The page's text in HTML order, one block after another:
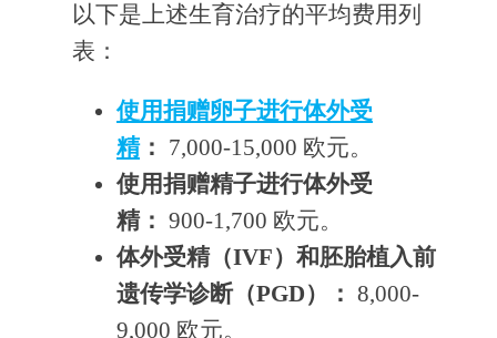
以下是上述生育治疗的平均费用列
表：
使用捐赠卵子进行体外受
精： 7,000-15,000 欧元。
使用捐赠精子进行体外受
精： 900-1,700 欧元。
体外受精（IVF）和胚胎植入前
遗传学诊断（PGD）： 8,000-
9,000 欧元。